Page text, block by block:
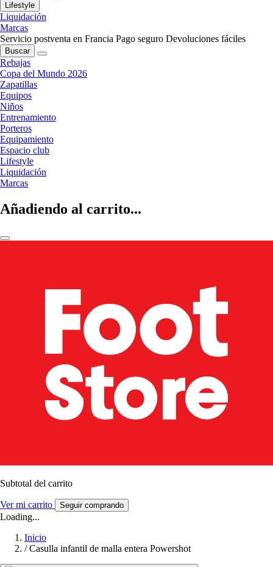
Lifestyle
Liquidación
Marcas
Servicio postventa en Francia Pago seguro Devoluciones fáciles
Buscar
Rebajas
Copa del Mundo 2026
Zapatillas
Equipos
Niños
Entrenamiento
Porteros
Equipamiento
Espacio club
Lifestyle
Liquidación
Marcas
Añadiendo al carrito...
Subtotal del carrito
Ver mi carrito Seguir comprando
Loading...
Inicio
/ Casulla infantil de malla entera Powershot